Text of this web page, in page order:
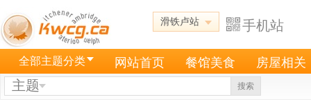
滑铁卢站 手机站
全部主题分类 网站首页 餐馆美食 房屋相关
主题 搜索